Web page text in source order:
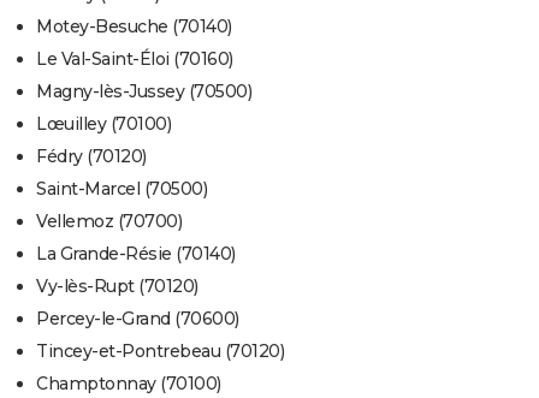
Motey-Besuche (70140)
Le Val-Saint-Éloi (70160)
Magny-lès-Jussey (70500)
Lœuilley (70100)
Fédry (70120)
Saint-Marcel (70500)
Vellemoz (70700)
La Grande-Résie (70140)
Vy-lès-Rupt (70120)
Percey-le-Grand (70600)
Tincey-et-Pontrebeau (70120)
Champtonnay (70100)